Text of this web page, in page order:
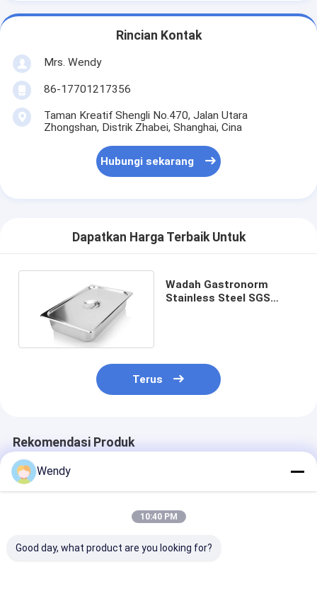
Rincian Kontak
Mrs. Wendy
86-17701217356
Taman Kreatif Shengli No.470, Jalan Utara
Zhongshan, Distrik Zhabei, Shanghai, Cina
Hubungi sekarang
Dapatkan Harga Terbaik Untuk
Wadah Gastronorm
Stainless Steel SGS
Terus
Rekomendasi Produk
Wendy
10:40 PM
Good day, what product are you looking for?